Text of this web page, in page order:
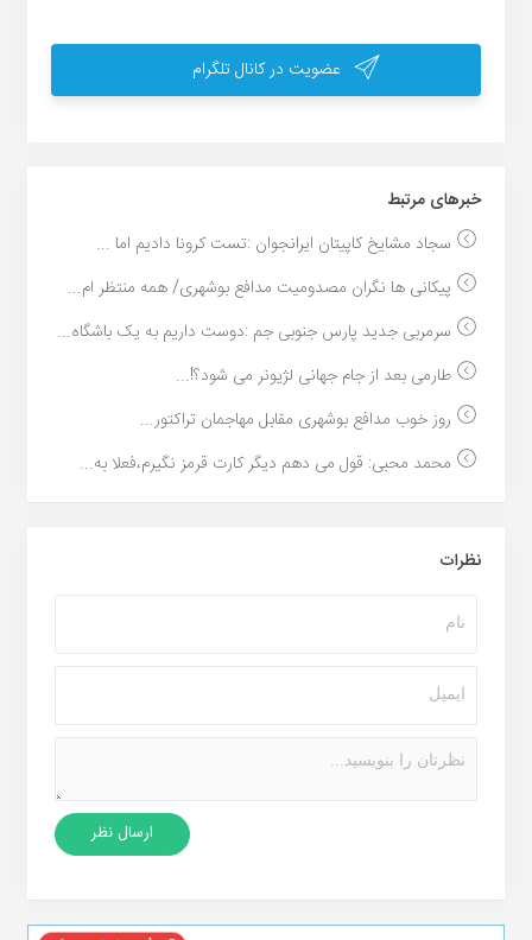
عضویت در کانال تلگرام
خبر‌های مرتبط
سجاد مشایخ کاپیتان ایرانجوان :تست کرونا دادیم اما ...
پیکانی ها نگران مصدومیت مدافع بوشهری/ همه منتظر ام...
سرمربی جدید پارس جنوبی جم :دوست داریم به یک باشگاه...
طارمی بعد از جام جهانی لژیونر می شود؟!...
روز خوب مدافع بوشهری مقابل مهاجمان تراکتور...
محمد محبی: قول می دهم دیگر کارت قرمز نگیرم،فعلا به...
نظرات